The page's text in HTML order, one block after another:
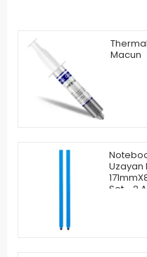
Macun
Uzayan
Set - 2